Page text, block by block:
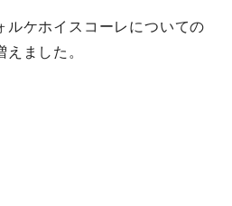
ルケホイスコーレについての
ました。